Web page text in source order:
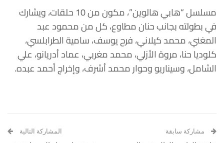
مسلسل “هابي هالوين”، مكون من 10 حلقات، ويشارك
في بطولته بجانب حنان مطاوع، كل من محمود عبد
المغني، محمد كيلاني، فرح يوسف، سامية الطرابلسي،
كلوديا حنا، مروة الأزلي، محمد مغربي، عماد أدريانو، علي
الشامل، وسيناريو وحوار محمد أشرف، وإخراج أحمد عبده.
مشاركة سابقة المشاركة التالية